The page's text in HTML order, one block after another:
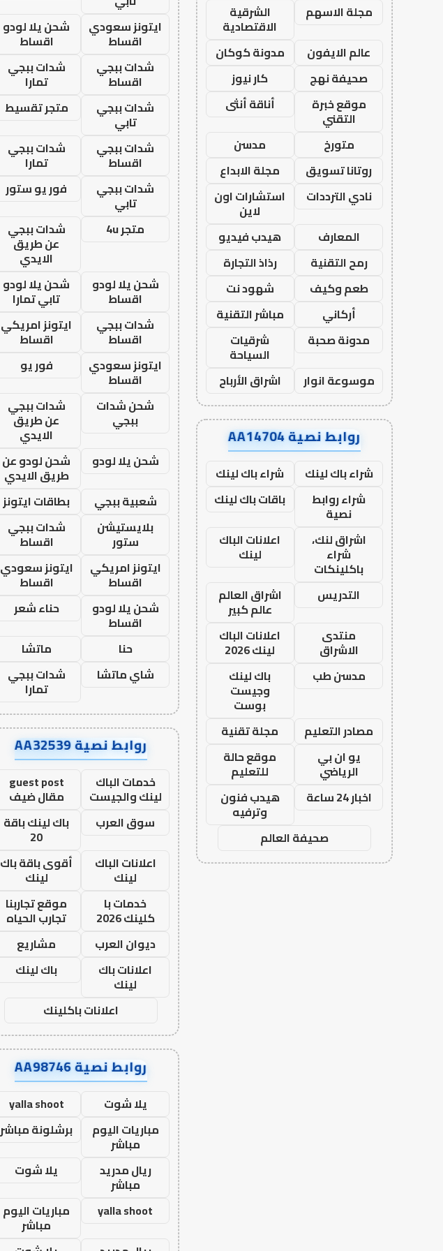
مجلة الاسهم
الشرقية
الاقتصادية
عالم الايفون
مدونة كوكان
صحيفة نهج
كار نيوز
موقع خبرة
التقني
أناقة أنثى
متورخ
مدسن
روتانا تسويق
مجلة الابداع
نادي الترددات
استشارات اون
لاين
المعارف
هيدب فيديو
رمح التقنية
رذاذ التجارة
طعم وكيف
شهود نت
أركاني
مباشر التقنية
مدونة صحبة
شرقيات
السياحة
موسوعة انوار
اشراق الأرباح
روابط نصية AA14704
شراء باك لينك
شراء باك لينك
شراء روابط
نصية
باقات باك لينك
اشراق لنك،
شراء
باكلينكات
اعلانات الباك
لينك
التدريس
اشراق العالم
عالم كبير
منتدى
الاشراق
اعلانات الباك
لينك 2026
مدسن طب
باك لينك
وجيست
بوست
مصادر التعليم
مجلة تقنية
يو ان بي
الرياضي
موقع حالة
للتعليم
اخبار 24 ساعة
هيدب فنون
وترفيه
صحيفة العالم
ايتونز سعودي
اقساط
شحن يلا لودو
اقساط
شدات ببجي
اقساط
شدات ببجي
تمارا
شدات ببجي
تابي
متجر تقسيط
شدات ببجي
اقساط
شدات ببجي
تمارا
شدات ببجي
تابي
فور يو ستور
متجر 4u
شدات ببجي
عن طريق
الايدي
شحن يلا لودو
اقساط
شحن يلا لودو
تابي تمارا
شدات ببجي
اقساط
ايتونز امريكي
اقساط
ايتونز سعودي
اقساط
فور يو
شحن شدات
ببجي
شدات ببجي
عن طريق
الايدي
شحن يلا لودو
شحن لودو عن
طريق الايدي
شعبية ببجي
بطاقات ايتونز
بلايستيشن
ستور
شدات ببجي
اقساط
ايتونز امريكي
اقساط
ايتونز سعودي
اقساط
شحن يلا لودو
اقساط
حناء شعر
حنا
ماتشا
شاي ماتشا
شدات ببجي
تمارا
روابط نصية AA32539
خدمات الباك
لينك والجيست
guest post
مقال ضيف
سوق العرب
باك لينك باقة
20
اعلانات الباك
لينك
أقوى باقة باك
لينك
خدمات با
كلينك 2026
موقع تجاربنا
تجارب الحياه
ديوان العرب
مشاريع
اعلانات باك
لينك
باك لينك
اعلانات باكلينك
روابط نصية AA98746
يلا شوت
yalla shoot
مباريات اليوم
مباشر
برشلونة مباشر
ريال مدريد
مباشر
يلا شوت
yalla shoot
مباريات اليوم
مباشر